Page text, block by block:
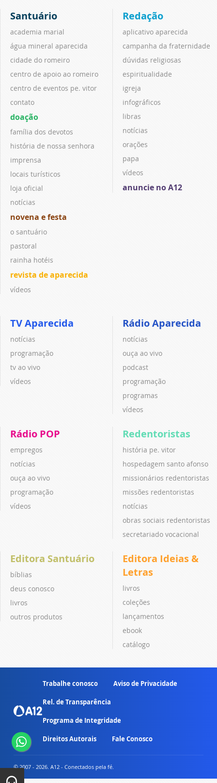
Santuário
academia marial
água mineral aparecida
cidade do romeiro
centro de apoio ao romeiro
centro de eventos pe. vitor
contato
doação
família dos devotos
história de nossa senhora
imprensa
locais turísticos
loja oficial
notícias
novena e festa
o santuário
pastoral
rainha hotéis
revista de aparecida
vídeos
Redação
aplicativo aparecida
campanha da fraternidade
dúvidas religiosas
espiritualidade
igreja
infográficos
libras
notícias
orações
papa
vídeos
anuncie no A12
TV Aparecida
notícias
programação
tv ao vivo
vídeos
Rádio Aparecida
notícias
ouça ao vivo
podcast
programação
programas
vídeos
Rádio POP
empregos
notícias
ouça ao vivo
programação
vídeos
Redentoristas
história pe. vitor
hospedagem santo afonso
missionários redentoristas
missões redentoristas
notícias
obras sociais redentoristas
secretariado vocacional
Editora Santuário
bíblias
deus conosco
livros
outros produtos
Editora Ideias &
Letras
livros
coleções
lançamentos
ebook
catálogo
Trabalhe conosco Aviso de Privacidade
Rel. de Transparência
Programa de Integridade
Direitos Autorais Fale Conosco
© 2007 - 2026. A12 - Conectados pela fé.